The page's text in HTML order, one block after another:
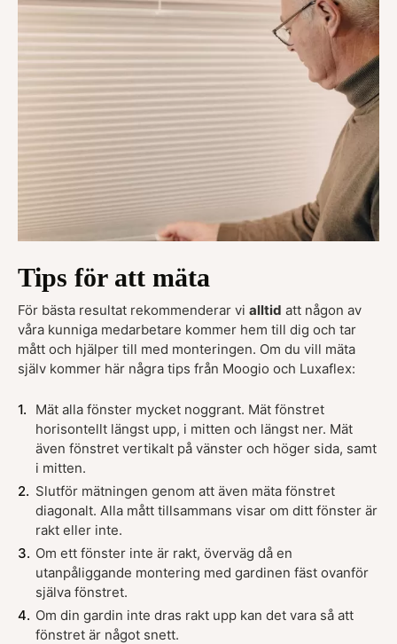
Tips för att mäta
För bästa resultat rekommenderar vi alltid att någon av
våra kunniga medarbetare kommer hem till dig och tar
mått och hjälper till med monteringen. Om du vill mäta
själv kommer här några tips från Moogio och Luxaflex:
Mät alla fönster mycket noggrant. Mät fönstret
horisontellt längst upp, i mitten och längst ner. Mät
även fönstret vertikalt på vänster och höger sida, samt
i mitten.
Slutför mätningen genom att även mäta fönstret
diagonalt. Alla mått tillsammans visar om ditt fönster är
rakt eller inte.
Om ett fönster inte är rakt, överväg då en
utanpåliggande montering med gardinen fäst ovanför
själva fönstret.
Om din gardin inte dras rakt upp kan det vara så att
fönstret är något snett.